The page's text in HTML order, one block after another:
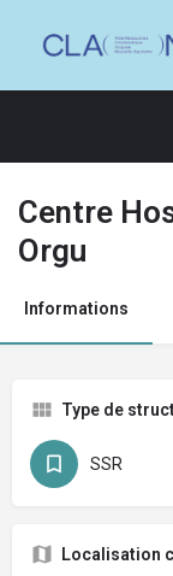
Centre
Orgu
Informations
Type de
SSR
Localisation